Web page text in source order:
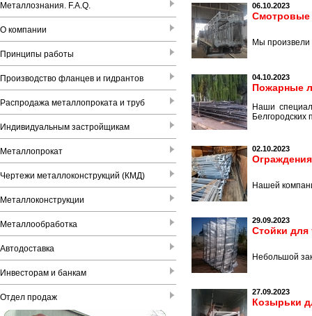
Металлознания. F.A.Q.
О компании
Принципы работы
Производство фланцев и гидрантов
Распродажа металлопроката и труб
Индивидуальным застройщикам
Металлопрокат
Чертежи металлоконструкций (КМД)
Металлоконструкции
Металлообработка
Автодоставка
Инвесторам и банкам
Отдел продаж
06.10.2023
Смотровые
Мы произвели
04.10.2023
Пожарные
Наши
Белгородских
02.10.2023
Нашей
29.09.2023
Стойки для
Небольшой
27.09.2023
Козырьки